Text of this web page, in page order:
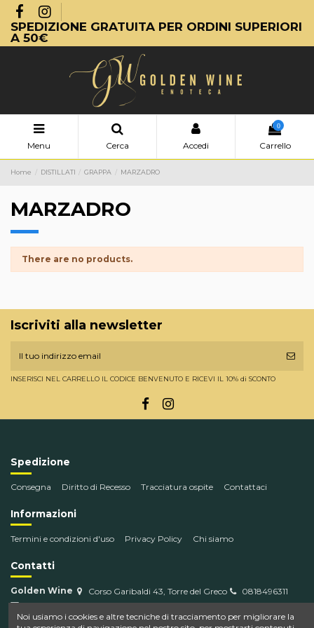
SPEDIZIONE GRATUITA PER ORDINI SUPERIORI
A 50€
Menu Cerca Accedi
0
Carrello
Home DISTILLATI GRAPPA MARZADRO
MARZADRO
There are no products.
Iscriviti alla newsletter
INSERISCI NEL CARRELLO IL CODICE BENVENUTO E RICEVI IL 10% di SCONTO
Spedizione
Consegna Diritto di Recesso Tracciatura ospite Contattaci
Informazioni
Termini e condizioni d'uso Privacy Policy Chi siamo
Contatti
Golden Wine Corso Garibaldi 43, Torre del Greco
0818496311
info@goldenwine.com
Noi usiamo i cookies e altre tecniche di tracciamento per migliorare la